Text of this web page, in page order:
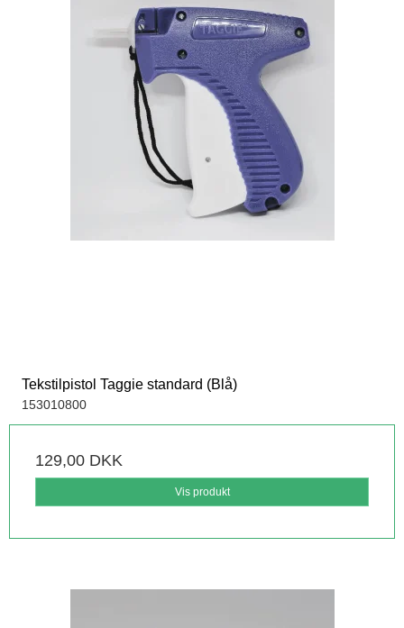
Tekstilpistol Taggie standard (Blå)
153010800
129,00 DKK
Vis produkt